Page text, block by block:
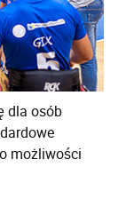
dla osób
możliwości